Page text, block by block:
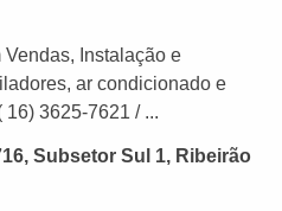
Instalação e
ar condicionado e
3625-7621 / ...
Subsetor Sul 1, Ribeirão